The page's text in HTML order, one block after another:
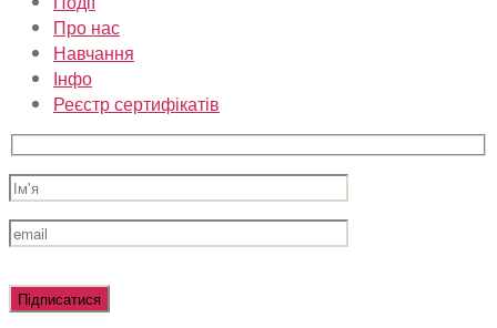
Про нас
Навчання
Інфо
Реєстр сертифікатів
Оставьте
это